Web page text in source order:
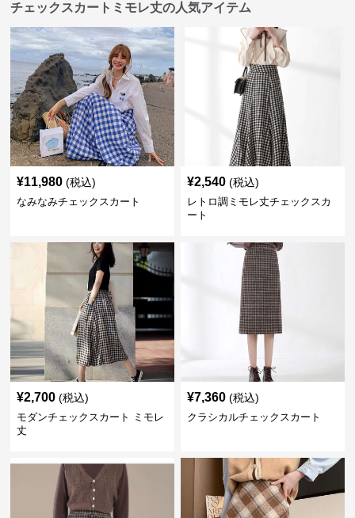
チェックスカートミモレ丈の人気アイテム
¥11,980 (税込)
なみなみチェックスカート
¥2,540 (税込)
レトロ調ミモレ丈チェックスカ
ート
¥2,700 (税込)
モダンチェックスカート ミモレ
丈
¥7,360 (税込)
クラシカルチェックスカート